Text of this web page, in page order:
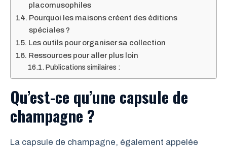
placomusophiles
Pourquoi les maisons créent des éditions
spéciales ?
Les outils pour organiser sa collection
Ressources pour aller plus loin
Publications similaires :
Qu’est-ce qu’une capsule de
champagne ?
La capsule de champagne, également appelée